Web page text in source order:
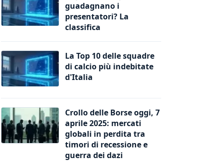
guadagnano i
presentatori? La
classifica
La Top 10 delle squadre
di calcio più indebitate
d'Italia
Crollo delle Borse oggi, 7
aprile 2025: mercati
globali in perdita tra
timori di recessione e
guerra dei dazi